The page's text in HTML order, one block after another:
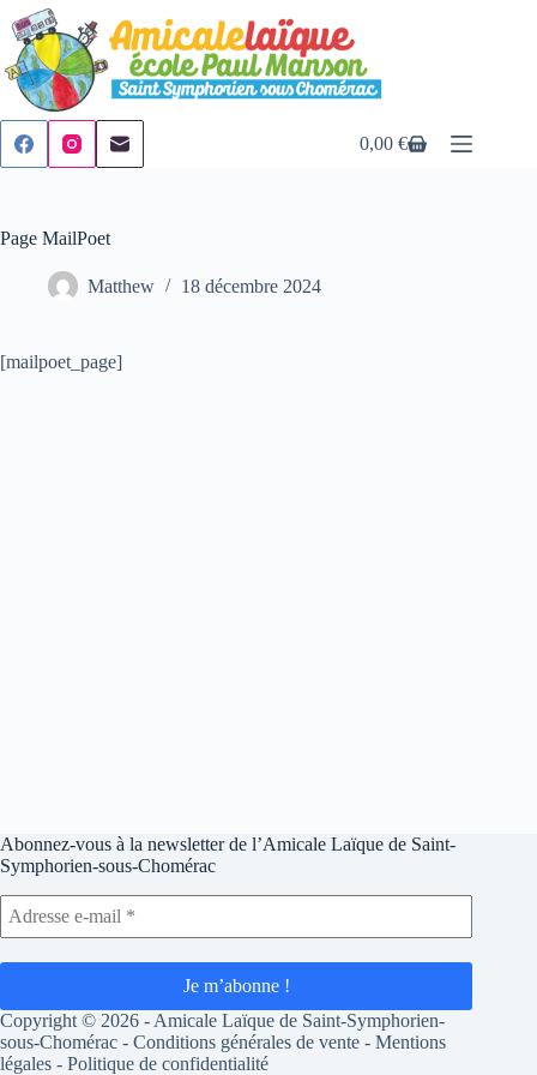
Passer
au
contenu
Panier
0,00€
Page MailPoet
Matthew 18 décembre 2024
[mailpoet_page]
Abonnez-vous à la newsletter de l’Amicale Laïque de Saint-
Symphorien-sous-Chomérac
Copyright © 2026 - Amicale Laïque de Saint-Symphorien-
sous-Chomérac - Conditions générales de vente - Mentions
légales - Politique de confidentialité